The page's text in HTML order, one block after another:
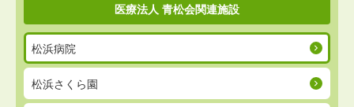
医療法人 青松会関連施設
松浜病院
松浜さくら園